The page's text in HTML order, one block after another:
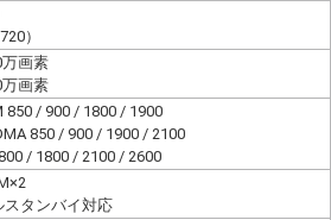
）
画素
画素
850 / 900 / 1800 / 1900
850 / 900 / 1900 / 2100
/ 1800 / 2100 / 2600
スタンバイ対応